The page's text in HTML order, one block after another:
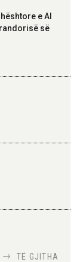
e Al
së
TË GJITHA